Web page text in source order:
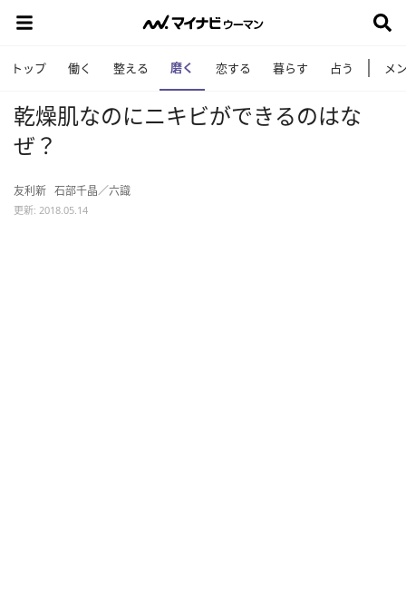
トップ 働く 整える 磨く 恋する 暮らす 占う メ
乾燥肌なのにニキビができるのはな
ぜ？
友利新 石部千晶／六識
更新: 2018.05.14